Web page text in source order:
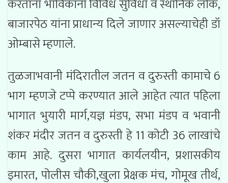
करताना भाविकांना विविध सुविधा व स्थानिक लोक,
बाजारपेठ यांना प्राधान्य दिले जाणार असल्याचेही डॉ
ओम्बासे म्हणाले.
तुळजाभवानी मंदिरातील जतन व दुरुस्ती कामाचे 6
भाग म्हणजे टप्पे करण्यात आले आहेत त्यात पहिला
भागात भुयारी मार्ग,यज्ञ मंडप, सभा मंडप व भवानी
शंकर मंदीर जतन व दुरुस्ती हे 11 कोटी 36 लाखांचे
काम आहे. दुसरा भागात कार्यलयीन, प्रशासकीय
इमारत, पोलीस चौकी,खुला प्रेक्षक मंच, गोमूख तीर्थ,